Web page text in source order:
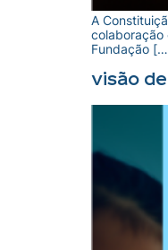
A
colaboração
Fundação
Visão